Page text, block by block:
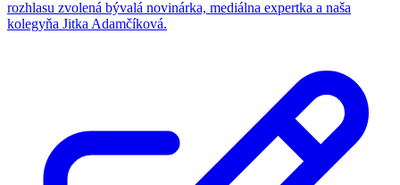
rozhlasu zvolená bývalá novinárka, mediálna expertka a naša
kolegyňa Jitka Adamčíková.